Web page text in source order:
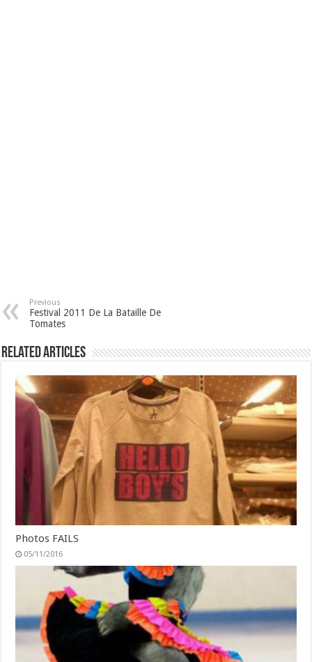
Previous
Festival 2011 De La Bataille De
Tomates
Related Articles
Photos FAILS
05/11/2016